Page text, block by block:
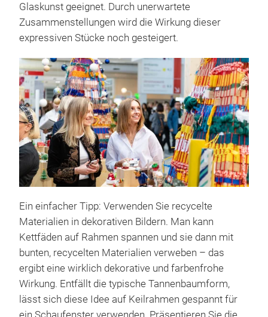
Glaskunst geeignet. Durch unerwartete
Zusammenstellungen wird die Wirkung dieser
expressiven Stücke noch gesteigert.
Ein einfacher Tipp: Verwenden Sie recycelte
Materialien in dekorativen Bildern. Man kann
Kettfäden auf Rahmen spannen und sie dann mit
bunten, recycelten Materialien verweben – das
ergibt eine wirklich dekorative und farbenfrohe
Wirkung. Entfällt die typische Tannenbaumform,
lässt sich diese Idee auf Keilrahmen gespannt für